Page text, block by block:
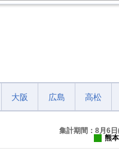
大阪 広島 高松
集計期間：8月6
熊